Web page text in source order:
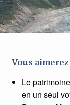
Vous aimerez
Le
en un seul